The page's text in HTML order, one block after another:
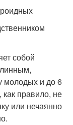
собой
молодых и до 6
правило, не
или нечаянно